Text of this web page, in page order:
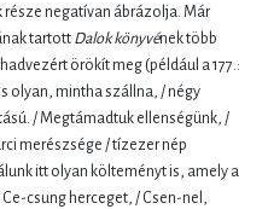
negatívan ábrázolja. Már
tartott Dalok könyvének több
örökít meg (például a 177.:
olyan, mintha szállna, / négy
/ Megtámadtuk ellenségünk, /
merészsége / tízezer nép
itt olyan költeményt is, amely a
csung herceget, / Csen-nel,